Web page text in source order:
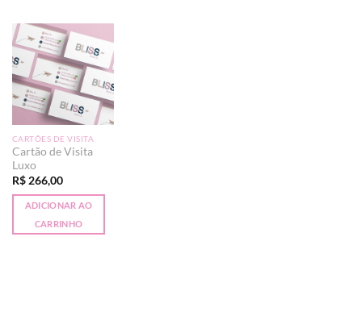
CARTÕES DE VISITA
Cartão de Visita
Luxo
R$266,00
ADICIONAR AO
CARRINHO